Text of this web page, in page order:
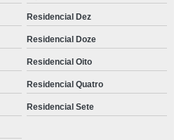
Jardim
Jardim Guerreiro
Belizario
Park
Cotia
Parque Monjolo
Residencial Dez
Residencial Doze
Residencial Oito
Residencial Quatro
Residencial Sete